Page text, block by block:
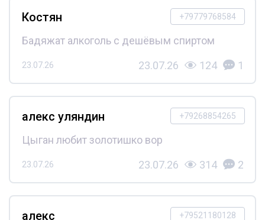
+79779768584
Костян
Бадяжат алкоголь с дешёвым спиртом
23.07.26 23.07.26 124 1
+79268854265
алекс уляндин
Цыган любит золотишко вор
23.07.26 23.07.26 314 2
+79521180128
алекс